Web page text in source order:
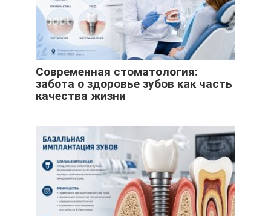
Современная стоматология:
забота о здоровье зубов как часть
качества жизни